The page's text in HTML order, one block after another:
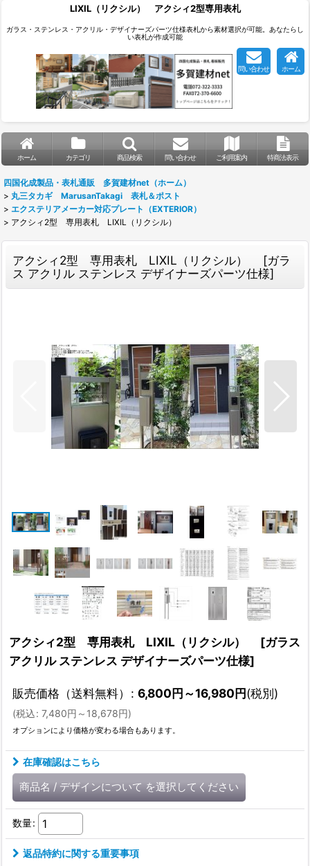
LIXIL（リクシル） アクシィ2型専用表札
ガラス・ステンレス・アクリル・デザイナーズパーツ仕様表札から素材選択が可能。あなたらし
い表札が作成可能
問い合わせ ホーム
ホーム カテゴリ 商品検索 問い合わせ ご利用案内 特商法表示
四国化成製品・表札通販 多賀建材net（ホーム）
> 丸三タカギ MarusanTakagi 表札＆ポスト
> エクステリアメーカー対応プレート（EXTERIOR）
> アクシィ2型 専用表札 LIXIL（リクシル）
アクシィ2型 専用表札 LIXIL（リクシル） [ガラ
ス アクリル ステンレス デザイナーズパーツ仕様]
アクシィ2型 専用表札 LIXIL（リクシル） [ガラス
アクリル ステンレス デザイナーズパーツ仕様]
販売価格（送料無料） : 6,800円～16,980円(税別)
(税込: 7,480円 ～18,678円)
オプションにより価格が変わる場合もあります。
在庫確認はこちら
商品名 / デザインについて を選択してください
数量:
返品特約に関する重要事項